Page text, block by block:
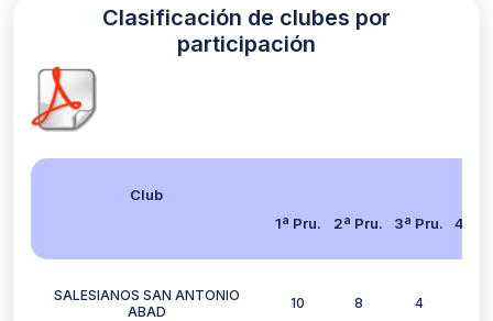
Clasificación de clubes por
participación
Club
1ª Pru.
2ª Pru. 3ª Pru. 4ª
SALESIANOS SAN ANTONIO
ABAD
10 8 4